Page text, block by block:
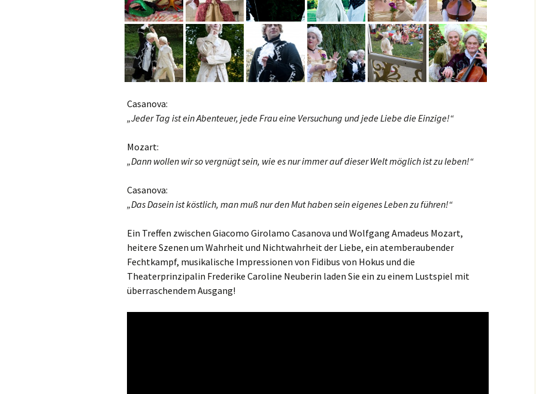
Kreativhaus Oberelsbach
Ode an die Freude
Poesie, Kunst, Musik,
Seminare
Versions
Casanova:
„Jeder Tag ist ein Abenteuer, jede Frau eine Versuchung und jede Liebe die Einzige!“
Mozart:
„Dann wollen wir so vergnügt sein, wie es nur immer auf dieser Welt möglich ist zu leben!“
Casanova:
„Das Dasein ist köstlich, man muß nur den Mut haben sein eigenes Leben zu führen!“
Ein Treffen zwischen Giacomo Girolamo Casanova und Wolfgang Amadeus Mozart,
heitere Szenen um Wahrheit und Nichtwahrheit der Liebe, ein atemberaubender
Fechtkampf, musikalische Impressionen von Fidibus von Hokus und die
Theaterprinzipalin Frederike Caroline Neuberin laden Sie ein zu einem Lustspiel mit
überraschendem Ausgang!